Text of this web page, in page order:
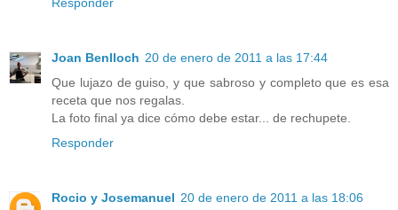
Joan Benlloch 20 de enero de 2011 a las 17:44
Que lujazo de guiso, y que sabroso y completo que es esa
receta que nos regalas.
La foto final ya dice cómo debe estar... de rechupete.
Responder
Rocio y Josemanuel 20 de enero de 2011 a las 18:06